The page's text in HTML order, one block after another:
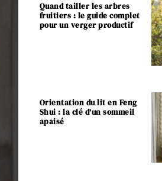
Quand tailler les arbres
fruitiers : le guide complet
pour un verger productif
Orientation du lit en Feng
Shui : la clé d’un sommeil
apaisé